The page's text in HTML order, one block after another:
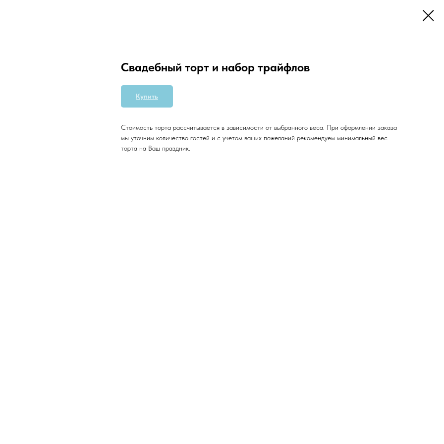
Свадебный торт и набор трайфлов
Купить
Стоимость торта рассчитывается в зависимости от выбранного веса. При оформлении заказа
мы уточним количество гостей и с учетом ваших пожеланий рекомендуем минимальный вес
торта на Ваш праздник.